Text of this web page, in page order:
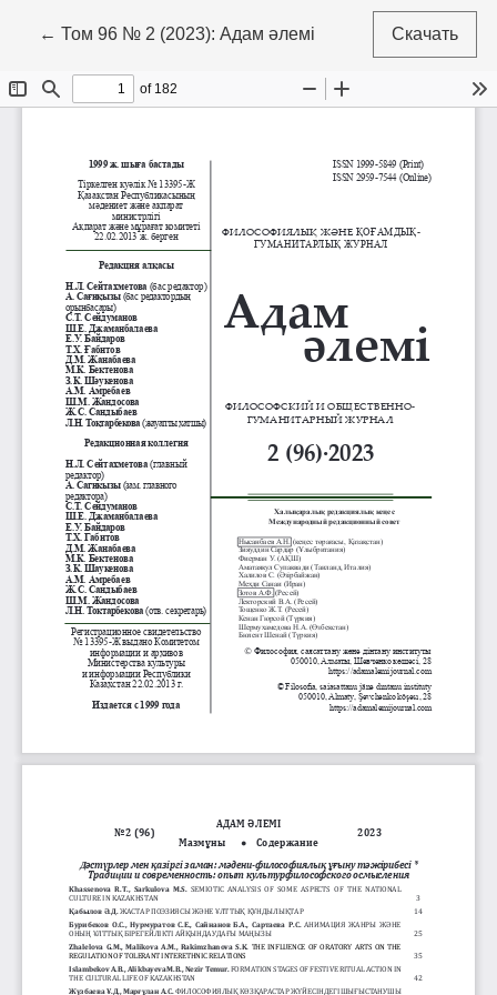
← Вернуться к Подробностям о статье
Том 96 № 2 (2023): Адам әлемі Скачать